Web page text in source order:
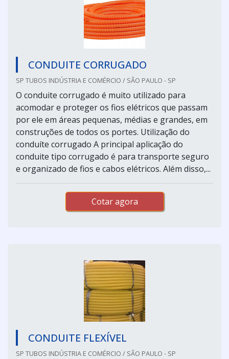
CONDUITE CORRUGADO
SP TUBOS INDÚSTRIA E COMÉRCIO / SÃO PAULO - SP
O conduite corrugado é muito utilizado para
acomodar e proteger os fios elétricos que passam
por ele em áreas pequenas, médias e grandes, em
construções de todos os portes. Utilização do
conduíte corrugado A principal aplicação do
conduite tipo corrugado é para transporte seguro
e organizado de fios e cabos elétricos. Além disso,...
Cotar agora
CONDUITE FLEXÍVEL
SP TUBOS INDÚSTRIA E COMÉRCIO / SÃO PAULO - SP